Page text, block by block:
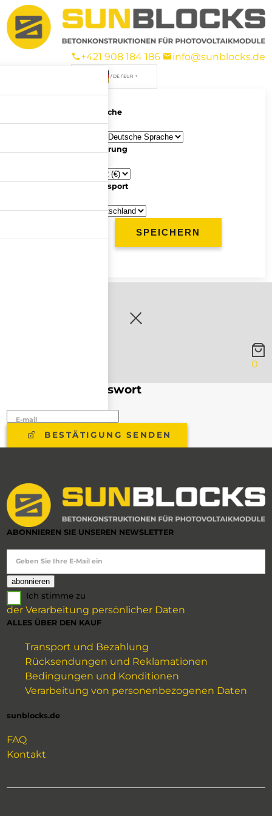
+421 908 184 186 info@sunblocks.de
/ DE / EUR
Sprache
Währung
Transport
0
Vergessenes Passwort
E-mail
BESTÄTIGUNG SENDEN
ABONNIEREN SIE UNSEREN NEWSLETTER
Geben Sie Ihre E-Mail ein
Ich stimme zu
der Verarbeitung persönlicher Daten
ALLES ÜBER DEN KAUF
Transport und Bezahlung
Rücksendungen und Reklamationen
Bedingungen und Konditionen
Verarbeitung von personenbezogenen Daten
sunblocks.de
FAQ
Kontakt